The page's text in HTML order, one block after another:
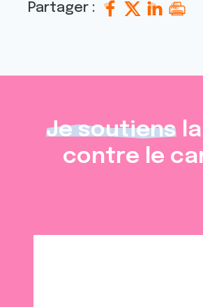
Partager :
Je soutiens
contre le